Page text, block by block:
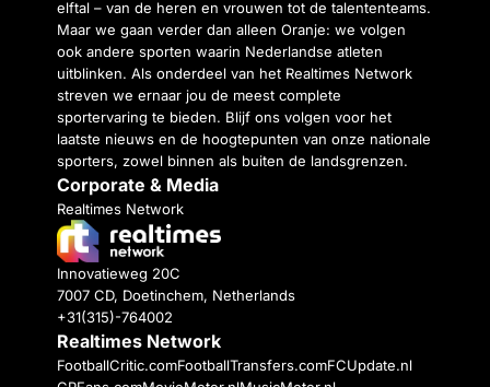
elftal – van de heren en vrouwen tot de talententeams.
Maar we gaan verder dan alleen Oranje: we volgen
ook andere sporten waarin Nederlandse atleten
uitblinken. Als onderdeel van het Realtimes Network
streven we ernaar jou de meest complete
sportervaring te bieden. Blijf ons volgen voor het
laatste nieuws en de hoogtepunten van onze nationale
sporters, zowel binnen als buiten de landsgrenzen.
Corporate & Media
Realtimes Network
Innovatieweg 20C
7007 CD, Doetinchem, Netherlands
+31(315)-764002
Realtimes Network
FootballCritic.comFootballTransfers.comFCUpdate.nl